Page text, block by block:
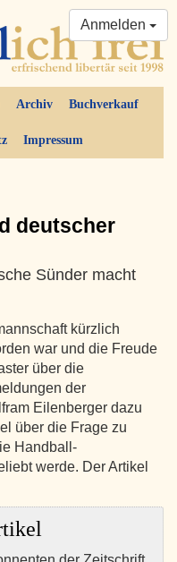
Archiv Buchverkauf
Impressum
Anmelden
deutscher
Sünder macht
kürzlich
war und die Freude
über die
der
Eilenberger dazu
über die Frage zu
Handball-
werde. Der Artikel